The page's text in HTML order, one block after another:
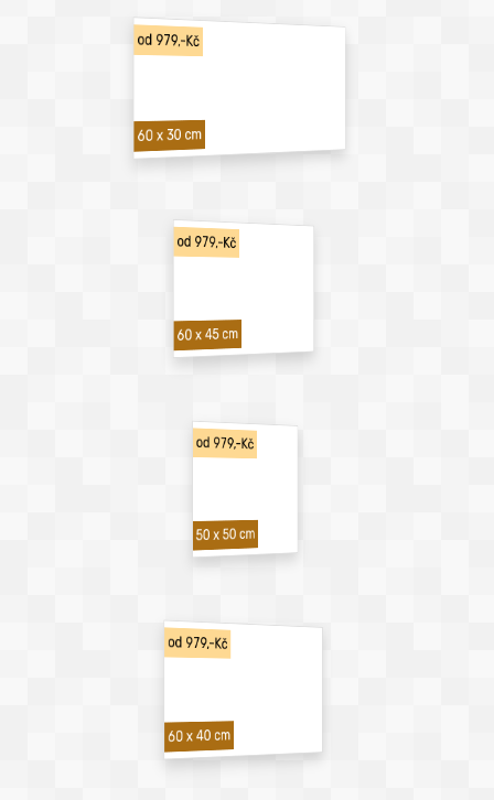
od 979,-Kč
60 x 30 cm
od 979,-Kč
60 x 45 cm
od 979,-Kč
50 x 50 cm
od 979,-Kč
60 x 40 cm